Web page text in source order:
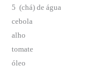
5 (chá) de água
cebola
alho
tomate
óleo